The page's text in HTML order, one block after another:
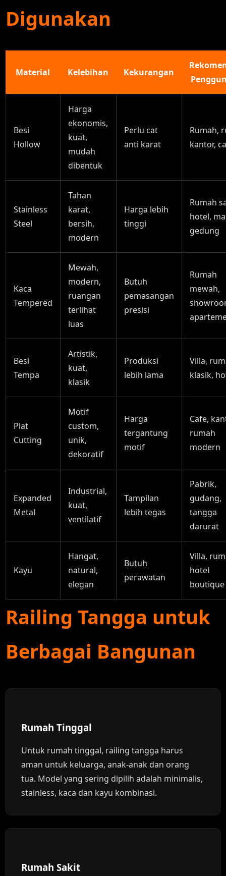
Digunakan
Material Kelebihan Kekurangan
Besi
Hollow
Harga
ekonomis,
kuat,
mudah
dibentuk
Perlu cat
anti karat
Rumah,
kantor,
Stainless
Steel
Tahan
karat,
bersih,
modern
Harga lebih
tinggi
Rumah
hotel,
gedung
Kaca
Tempered
Mewah,
modern,
ruangan
terlihat
luas
Butuh
pemasangan
presisi
Rumah
mewah,
Besi
Tempa
Artistik,
kuat,
klasik
Produksi
lebih lama
Villa,
klasik,
Plat
Cutting
Motif
custom,
unik,
dekoratif
Harga
tergantung
motif
Cafe,
rumah
modern
Expanded
Metal
Industrial,
kuat,
ventilatif
Tampilan
lebih tegas
Pabrik,
gudang,
tangga
darurat
Kayu
Hangat,
natural,
elegan
Butuh
perawatan
Villa,
hotel
boutique
Railing Tangga untuk
Berbagai Bangunan
Rumah Tinggal
Untuk rumah tinggal, railing tangga harus
aman untuk keluarga, anak-anak dan orang
tua. Model yang sering dipilih adalah minimalis,
stainless, kaca dan kayu kombinasi.
Rumah Sakit